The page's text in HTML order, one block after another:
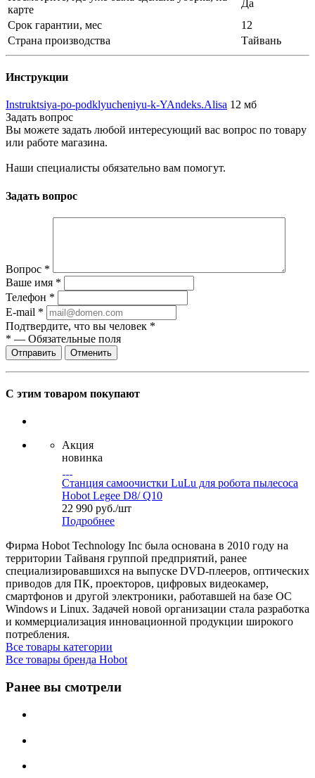
карте
Да
Срок гарантии, мес
12
Страна производства
Тайвань
Инструкции
Instruktsiya-po-podklyucheniyu-k-YAndeks.Alisa 12 мб
Задать вопрос
Вы можете задать любой интересующий вас вопрос по товару
или работе магазина.
Наши специалисты обязательно вам помогут.
Задать вопрос
Вопрос *
Ваше имя *
Телефон *
E-mail *
Подтвердите, что вы человек *
* — Обязательные поля
Отправить Отменить
С этим товаром покупают
Акция
новинка
Станция самоочистки LuLu для робота пылесоса
Hobot Legee D8/ Q10
22 990 руб./шт
Подробнее
Фирма Hobot Technology Inc была основана в 2010 году на
территории Тайваня группой предприятий, ранее
специализировавшихся на выпуске DVD-плееров, оптических
приводов для ПК, проекторов, цифровых видеокамер,
смартфонов и другой электроники, работавшей на базе ОС
Windows и Linux. Задачей новой организации стала разработка
и коммерциализация инновационной продукции широкого
потребления.
Все товары категории
Все товары бренда Hobot
Ранее вы смотрели